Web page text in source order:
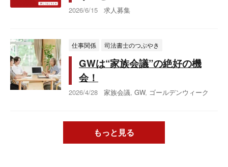
2026/6/15 求人募集
仕事関係 司法書士のつぶやき
GWは“家族会議”の絶好の機
会！
2026/4/28 家族会議, GW, ゴールデンウィーク
もっと見る